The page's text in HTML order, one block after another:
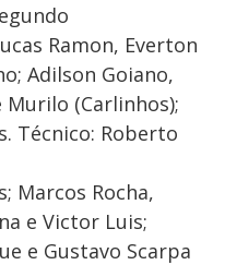
Ramon, Everton
Adilson Goiano,
Murilo (Carlinhos);
Técnico: Roberto
Marcos Rocha,
e Victor Luis;
e Gustavo Scarpa